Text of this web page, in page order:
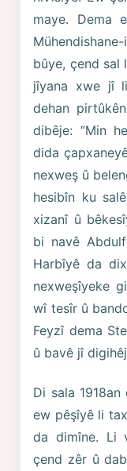
maye. Dema
bûye, çend sal
jîyana xwe jî
dehan
dibêje: “Min
dida
nexweş û
hesibîn ku
xizanî û
bi navê
Harbîyê da
nexweşîyeke
wî tesîr û
Feyzî dema
û bavê jî
Di sala
ew pêşîyê li
da dimîne. Li
çend zêr û